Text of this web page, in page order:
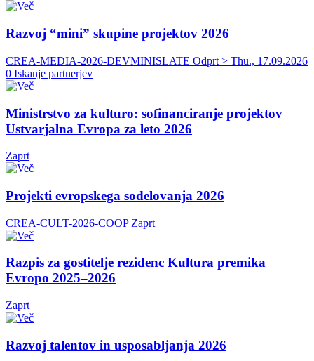
Razvoj “mini” skupine projektov 2026
CREA-MEDIA-2026-DEVMINISLATE Odprt > Thu., 17.09.2026
0 Iskanje partnerjev
Ministrstvo za kulturo: sofinanciranje projektov
Ustvarjalna Evropa za leto 2026
Zaprt
Projekti evropskega sodelovanja 2026
CREA-CULT-2026-COOP Zaprt
Razpis za gostitelje rezidenc Kultura premika
Evropo 2025–2026
Zaprt
Razvoj talentov in usposabljanja 2026